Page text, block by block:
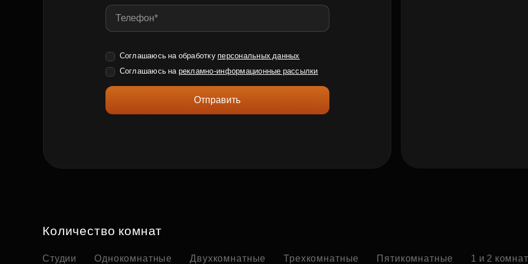
Соглашаюсь на обработку персональных данных
Соглашаюсь на рекламно-информационные рассылки
Отправить
Количество комнат
Студии Однокомнатные Двухкомнатные Трехкомнатные Пятикомнатные 1 и 2